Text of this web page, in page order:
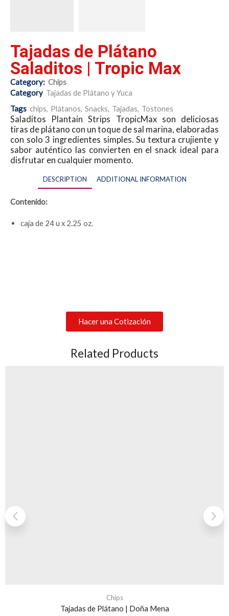
Tajadas de Plátano
Saladitos | Tropic Max
Category: Chips
Category Tajadas de Plátano y Yuca
Tags chips, Plátanos, Snacks, Tajadas, Tostones
Saladitos Plantain Strips TropicMax son deliciosas
tiras de plátano con un toque de sal marina, elaboradas
con solo 3 ingredientes simples. Su textura crujiente y
sabor auténtico las convierten en el snack ideal para
disfrutar en cualquier momento.
DESCRIPTION ADDITIONAL INFORMATION
Contenido:
caja de 24 u x 2.25 oz.
Hacer una Cotización
Related Products
Chips
Tajadas de Plátano | Doña Mena